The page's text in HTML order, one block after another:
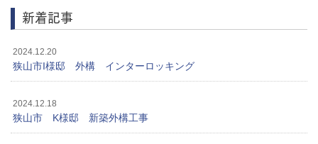
新着記事
2024.12.20
狭山市I様邸 外構 インターロッキング
2024.12.18
狭山市 K様邸 新築外構工事